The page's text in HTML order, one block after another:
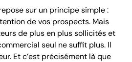
sur un principe simple :
de vos prospects. Mais
de plus en plus sollicités et
seul ne suffit plus. Il
Et c’est précisément là que